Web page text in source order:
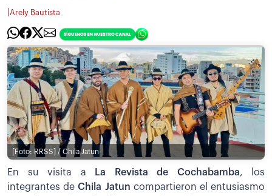
Arely Bautista
[Foto: RRSS] / Chila Jatun
En su visita a La Revista de Cochabamba, los
integrantes de Chila Jatun compartieron el entusiasmo